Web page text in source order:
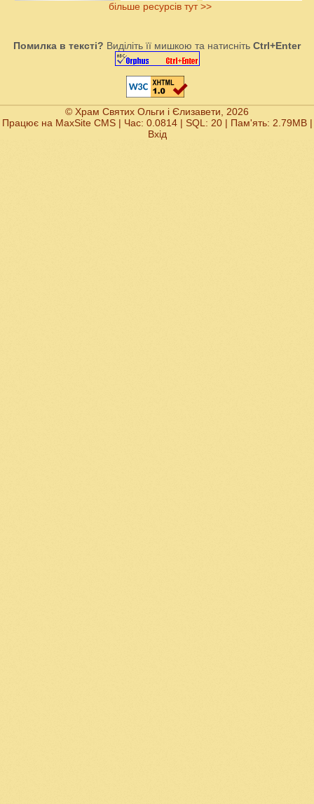
більше ресурсів тут >>
Помилка в тексті? Виділіть її мишкою та натисніть Ctrl+Enter
© Храм Святих Ольги і Єлизавети, 2026
Працює на MaxSite CMS| Час: 0.0814 | SQL: 20 | Пам'ять: 2.79MB|
Вхід